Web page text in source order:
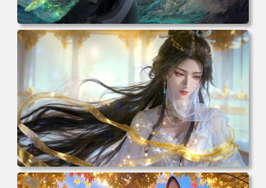
电脑壁纸 动漫 凡人修仙传 韩立 结婴 4k壁纸 3840x2160 电
脑桌面 高清壁纸 壁纸下载 壁纸大全
电脑壁纸 动漫 紫灵 冰清玉洁《凡人修仙传》4k壁纸 3840x2